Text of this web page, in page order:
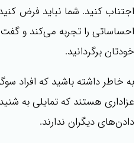
اجتناب کنید. شما نباید فرض
احساساتی را تجربه می‌کند و
خودتان برگردانید.
به خاطر داشته باشید که افراد
عزاداری هستند که تمایلی به
دادن‌های دیگران ندارند.